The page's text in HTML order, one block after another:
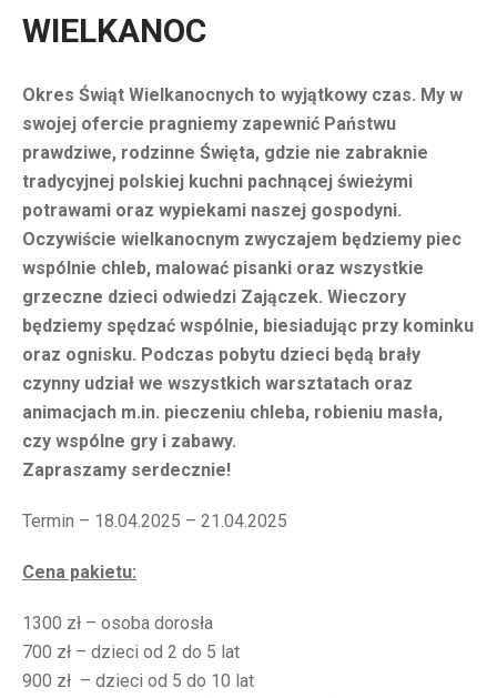
WIELKANOC
Okres Świąt Wielkanocnych to wyjątkowy czas. My w
swojej ofercie pragniemy zapewnić Państwu
prawdziwe, rodzinne Święta, gdzie nie zabraknie
tradycyjnej polskiej kuchni pachnącej świeżymi
potrawami oraz wypiekami naszej gospodyni.
Oczywiście wielkanocnym zwyczajem będziemy piec
wspólnie chleb, malować pisanki oraz wszystkie
grzeczne dzieci odwiedzi Zajączek. Wieczory
będziemy spędzać wspólnie, biesiadując przy kominku
oraz ognisku. Podczas pobytu dzieci będą brały
czynny udział we wszystkich warsztatach oraz
animacjach m.in. pieczeniu chleba, robieniu masła,
czy wspólne gry i zabawy.
Zapraszamy serdecznie!
Termin – 18.04.2025 – 21.04.2025
Cena pakietu:
1300 zł – osoba dorosła
700 zł – dzieci od 2 do 5 lat
900 zł – dzieci od 5 do 10 lat